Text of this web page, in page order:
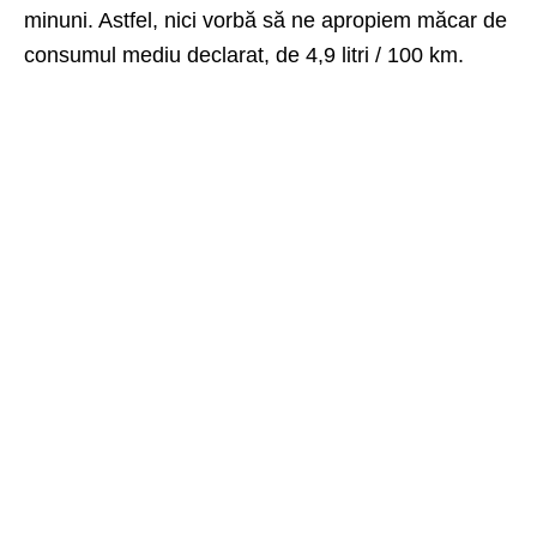
minuni. Astfel, nici vorbă să ne apropiem măcar de
consumul mediu declarat, de 4,9 litri / 100 km.